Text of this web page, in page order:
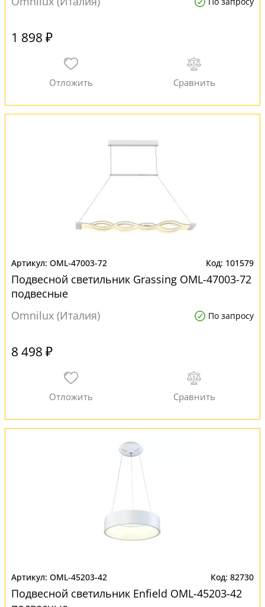
1 898 ₽
OML-47003-72 101579
Подвесной светильник Grassing OML-47003-72
подвесные
Omnilux (Италия)
По запросу
8 498 ₽
OML-45203-42 82730
Подвесной светильник Enfield OML-45203-42